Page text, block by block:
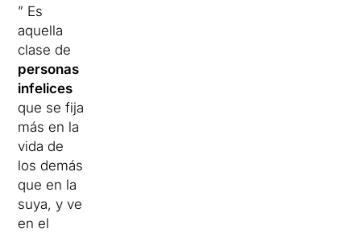
” Es
aquella
clase de
personas
infelices
que se fija
más en la
vida de
los demás
que en la
suya, y ve
en el